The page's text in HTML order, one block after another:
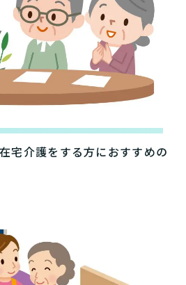
宅介護をする方におすすめの